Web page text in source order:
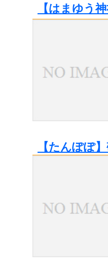
【はまゆう
【たんぽぽ